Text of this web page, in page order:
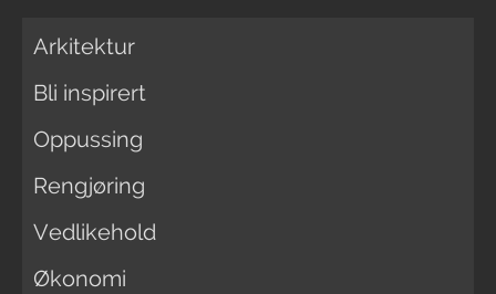
Arkitektur
Bli inspirert
Oppussing
Rengjøring
Vedlikehold
Økonomi